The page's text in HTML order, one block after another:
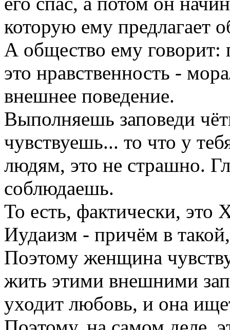
которую ему предлагает
А общество ему говорит:
это нравственность -
внешнее поведение.
Выполняешь заповеди
чувствуешь... то что у
людям, это не страшно.
соблюдаешь.
То есть, фактически, это
Иудаизм - причём в
Поэтому женщина
жить этими внешними
уходит любовь, и она